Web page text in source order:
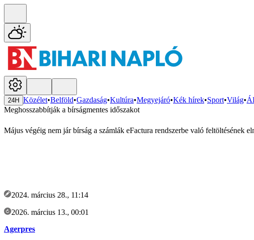
24H Közélet•Belföld•Gazdaság•Kultúra•Megyejáró•Kék hírek•Sport•Világ•
Meghosszabbítják a bírságmentes időszakot
Május végéig nem jár bírság a számlák eFactura rendszerbe való feltöltésének
2024. március 28., 11:14
2026. március 13., 00:01
Agerpres